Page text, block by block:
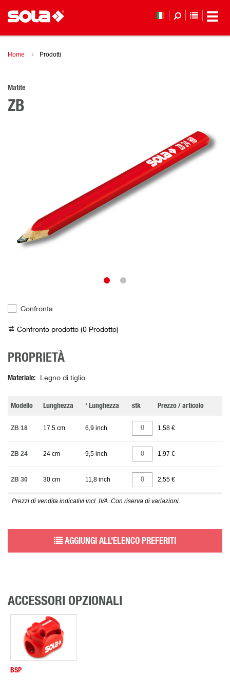
Home Prodotti
Matite
ZB
Confronta
Confronto prodotto (0 Prodotto)
PROPRIETÀ
Materiale Legno di tiglio
Modello Lunghezza ' Lunghezza stk Prezzo / articolo
ZB 18 17.5 cm 6,9 inch 1,58 €
ZB 24 24 cm 9,5 inch 1,97 €
ZB 30 30 cm 11,8 inch 2,55 €
Prezzi di vendita indicativi incl. IVA. Con riserva di variazioni.
AGGIUNGI ALL'ELENCO PREFERITI
ACCESSORI OPZIONALI
BSP